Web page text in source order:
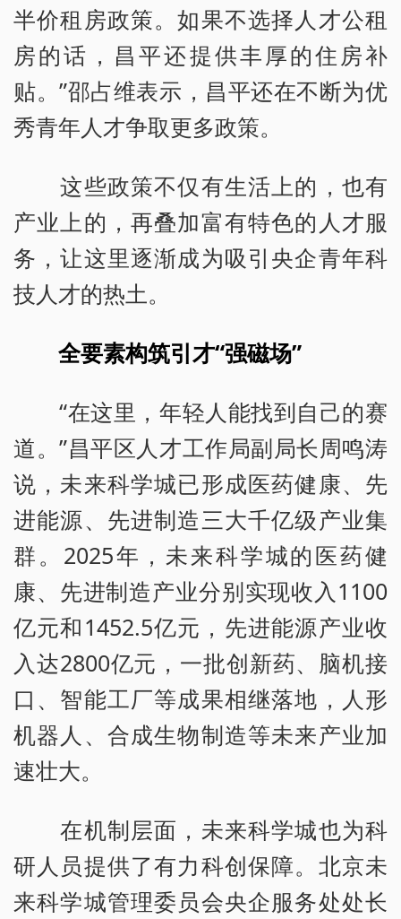
半价租房政策。如果不选择人才公租
房的话，昌平还提供丰厚的住房补
贴。”邵占维表示，昌平还在不断为优
秀青年人才争取更多政策。
这些政策不仅有生活上的，也有
产业上的，再叠加富有特色的人才服
务，让这里逐渐成为吸引央企青年科
技人才的热土。
全要素构筑引才“强磁场”
“在这里，年轻人能找到自己的赛
道。”昌平区人才工作局副局长周鸣涛
说，未来科学城已形成医药健康、先
进能源、先进制造三大千亿级产业集
群。2025年，未来科学城的医药健
康、先进制造产业分别实现收入1100
亿元和1452.5亿元，先进能源产业收
入达2800亿元，一批创新药、脑机接
口、智能工厂等成果相继落地，人形
机器人、合成生物制造等未来产业加
速壮大。
在机制层面，未来科学城也为科
研人员提供了有力科创保障。北京未
来科学城管理委员会央企服务处处长